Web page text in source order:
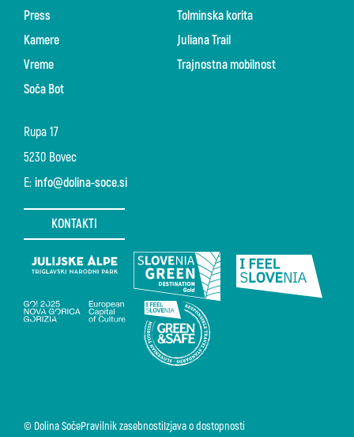
Rupa 17
5230 Bovec
E: info@dolina-soce.si
KONTAKTI
Press
Kamere
Vreme
Soča Bot
Tolminska korita
Juliana Trail
Trajnostna mobilnost
© Dolina SočePravilnik zasebnostiIzjava o dostopnosti